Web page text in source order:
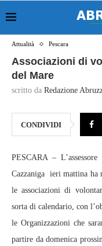
Attualità Pescara
Associazioni di
del Mare
scritto da Redazione
CONDIVIDI
PESCARA –
Cazzaniga ieri mattina ha
le associazioni di
sorta di calendario, con
le Organizzazioni che
partire da domenica